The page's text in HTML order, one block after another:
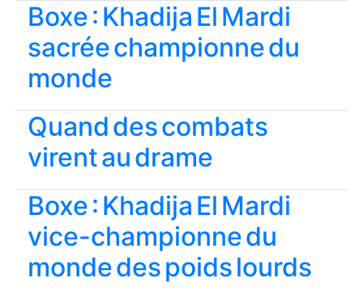
Boxe : Khadija El Mardi
sacrée championne du
monde
​​Quand des combats
virent au drame
Boxe : Khadija El Mardi
vice-championne du
monde des poids lourds